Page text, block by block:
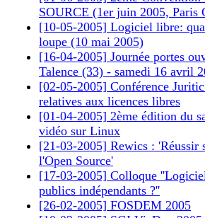
SOURCE (1er juin 2005, Paris
[10-05-2005] Logiciel libre:
loupe (10 mai 2005)
[16-04-2005] Journée portes
Talence (33) - samedi 16 avril
[02-05-2005] Conférence
relatives aux licences libres
[01-04-2005] 2ème édition du
vidéo sur Linux
[21-03-2005] Rewics : 'Réussir
l'Open Source'
[17-03-2005] Colloque
publics indépendants ?''
[26-02-2005] FOSDEM 2005